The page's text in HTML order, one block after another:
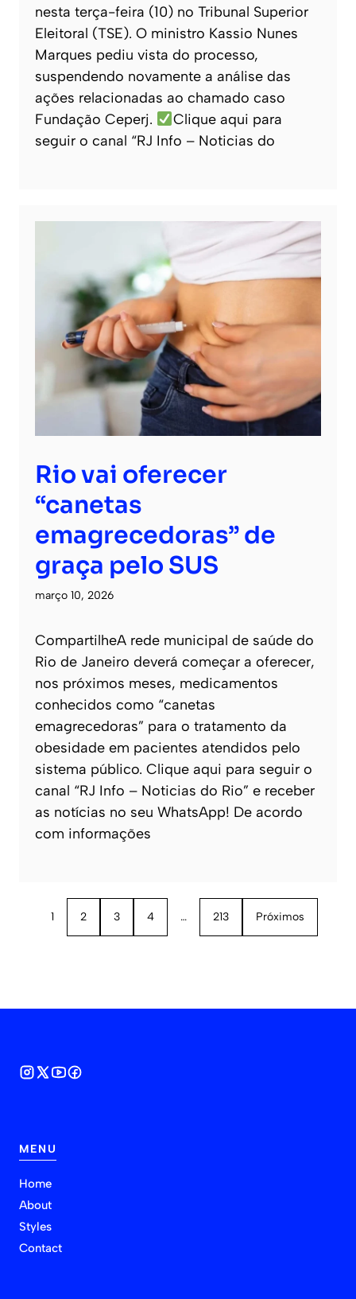
nesta terça-feira (10) no Tribunal Superior
Eleitoral (TSE). O ministro Kassio Nunes
Marques pediu vista do processo,
suspendendo novamente a análise das
ações relacionadas ao chamado caso
Fundação Ceperj.
Clique aqui para
seguir o canal “RJ Info – Noticias do
Rio vai oferecer
“canetas
emagrecedoras” de
graça pelo SUS
março 10, 2026
CompartilheA rede municipal de saúde do
Rio de Janeiro deverá começar a oferecer,
nos próximos meses, medicamentos
conhecidos como “canetas
emagrecedoras” para o tratamento da
obesidade em pacientes atendidos pelo
sistema público. Clique aqui para seguir o
canal “RJ Info – Noticias do Rio” e receber
as notícias no seu WhatsApp! De acordo
com informações
1 2 3 4 … 213 Próximos
MENU
Home
About
Styles
Contact